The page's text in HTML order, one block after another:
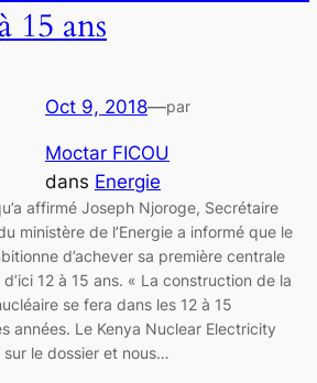
15 ans
Oct 9, 2018—par
Moctar FICOU
dans Energie
affirmé Joseph Njoroge, Secrétaire
ministère de l’Energie a informé que le
d’achever sa première centrale
12 à 15 ans. « La construction de la
se fera dans les 12 à 15
années. Le Kenya Nuclear Electricity
sur le dossier et nous…